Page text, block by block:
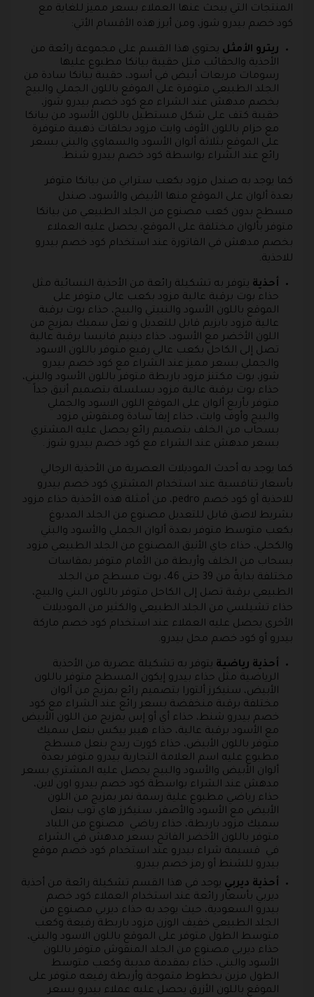
المنتجات التي يبحث عنها العملاء بسعر مميز للغاية مع
كود خصم بيدرو شوز، ومن أبرز هذه الأقسام الأتي:
ريترو الأمثل يحتوي هذا القسم على مجموعة رائعة من
الأحذية والحقائب مثل حقيبة بيانكا مطبوع عليها
رسومات مربعات أبيض في أسود، حقيبة بيانكا سادة من
الجلد الطبيعي متوفرة على الموقع باللون الجملي والبيج
بخصم مدهش عند الشراء مع كود خصم بيدرو شوز،
حقيبة كتف على شكل مستطيل باللون الأسود من بيانكا
مع حزام باللون الأوف وايت مزود بحلقات ذهبية متوفرة
على الموقع بثلاثة ألوان الأسود والسماوي والبني بسعر
رائع عند الشراء بواسطة كود خصم بيدرو شنط.
كما يوجد به صندل مزود بكعب سترابي من بيانكا متوفر
بعدة ألوان على الموقع منها الأبيض والأسود، صندل
مسطح بدون كعب مصنوع من الجلد الطبيعي من بيانكا
متوفر بألوان مختلفة على الموقع، يحصل عليه العملاء
بخصم مدهش في الفاتورة عند استخدام كود خصم بيدرو
للاحذية.
أحذية يتوفر به تشكيلة رائعة من الأحذية النسائية مثل
حذاء بوت برقبة عالية مزود بكعب عالى متوفر على
الموقع باللون الأسود والنبيتي والبيج، حذاء بوت برقبة
عالية مزود بابزيم قابل للتعديل و نعل سميك بمزيج من
اللون الأخضر مع الأسود، حذاء دينيم فانيسا برقبة عالية
تصل إلى الكاحل بكعب عالي رفيع متوفر باللون الاسود
والجملي بسعر مميز عند الشراء مع كود خصم بيدرو
شوز، بوت مكتنز مزود باربطة متوفر باللون الأسود والبني،
حذاء بوت برقبة عالية مزود بسلسلة بتصميم أنيق جداً
متوفر بأربع ألوان على الموقع اللون الاسود والجملي
والبيج وأوف وايت، حذاء إيفا سادة ومنقوش مزود
بسحاب من الخلف بتصميم رائع يحصل عليه المشتري
بسعر مدهش عند الشراء مع كود خصم بيدرو شوز .
كما يوجد به أحدث الموديلات العصرية من الأحذية الرجالي
بأسعار تنافسية عند استخدام المشتري كود خصم بيدرو
للاحذية أو كود خصم pedro، من أمثلة هذه الأحذية حذاء مزود
بشريط لاصق قابل للتعديل مصنوع من الجلد المدبوغ
بكعب متوسط متوفر بعدة ألوان الجملي والأسود والبني
والكحلي، حذاء جاي الأنيق المصنوع من الجلد الطبيعي مزود
بسحاب من الخلف وأربطة من الأمام متوفر بمقاسات
مختلفة بدايةً من 39 حتى 46، بوت مسطح من الجلد
الطبيعي برقبة تصل إلى الكاحل متوفر باللون البني والبيج،
حذاء تشيلسي من الجلد الطبيعي والكثير من الموديلات
الأخرى يحصل عليه العملاء عند استخدام كود خصم ماركة
بيدرو أو كود خصم محل بيدرو.
أحذية رياضية يتوفر به تشكيلة عصرية من الأحذية
الرياضية مثل حذاء بيدرو إيكون المسطح متوفر باللون
الأبيض، سنيكرز ألتورا بتصميم رائع بمزيج من ألوان
مختلفة برقبة منخفضة بسعر رائع عند الشراء مع كود
خصم بيدرو شنط، حذاء أي أو إس بمزيج من اللون الأبيض
مع الأسود برقبة عالية، حذاء هيبر ييكس بنعل سميك
متوفر باللون الأبيض، حذاء كورت ريدج بنعل مسطح
مطبوع عليه اسم العلامة التجارية بيدرو متوفر بعدة
ألوان الأبيض والأسود والبيج يحصل عليه المشتري بسعر
مدهش عند الشراء بواسطة كود خصم بيدرو اون لاين،
حذاء رياضي مطبوع علية رسمة نمر بمزيج من اللون
الأبيض مع الأسود والأصفر، سنيكرز هاي توب بنعل
سميك مزود باربطة، حذاء رياضي مصنوع من اللباد
متوفر باللون الأخضر الفاتح بسعر مدهش في الشراء
في قسيمة شراء بيدرو عند استخدام كود خصم موقع
بيدرو للشنط أو رمز خصم بيدرو.
أحذية ديربي يوجد في هذا القسم تشكيلة رائعة من أحذية
ديربي بأسعار رائعة عند استخدام العملاء كود خصم
بيدرو السعودية، حيث يوجد به حذاء ديربي مصنوع من
الجلد الطبيعي خفيف الوزن مزود باربطة رفيعة وكعب
متوسط الطول متوفر على الموقع باللون الاسود والبني،
حذاء ديربي مصنوع من الجلد المنقوش متوفر باللون
الأسود والبني، حذاء بمقدمة مدببة وكعب متوسط
الطول مزين بخطوط متموجة وأربطة رفيعه متوفر على
الموقع باللون الأزرق يحصل عليه عملاء بيدرو بسعر